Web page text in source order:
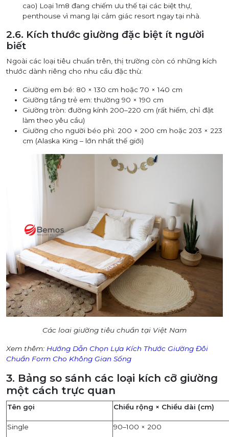
cao) Loại 1m8 đang chiếm ưu thế tại các biệt thự,
penthouse vì mang lại cảm giác resort ngay tại nhà.
2.6. Kích thước giường đặc biệt ít người
biết
Ngoài các loại tiêu chuẩn trên, thị trường còn có những kích
thước dành riêng cho nhu cầu đặc thù:
Giường em bé: 80 × 130 cm hoặc 70 × 140 cm
Giường tầng trẻ em: thường 90 × 190 cm
Giường tròn: đường kính 200–220 cm (rất hiếm, chỉ đặt
làm theo yêu cầu)
Giường cho người béo phì: 200 × 200 cm hoặc 203 × 223
cm (Alaska King – lớn nhất thế giới)
Các loai giường tiêu chuẩn tại Việt Nam
Xem thêm: Hướng Dẫn Chọn Lựa Kích Thước Giường Đôi
Chuẩn Form Cho Không Gian Sống
3. Bảng so sánh các loại kích cỡ giường
một cách trực quan
Tên gọi Chiều rộng × Chiều dài (cm)
Single 90–100 × 200